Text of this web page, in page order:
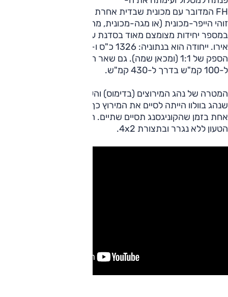
זוהי הייפר-מכונית (או מגה-מכונית, מה שתרצו), המיוצרת
ל-100 קמ"ש בדרך ל-430 קמ"ש.
המטרה של נהג המירוצים (בדימוס) והעיתונאי (הפעיל) טיף נידל
אחת בזמן שהקוניגסנג תסיים שתיים. הוולוו הופיעה למפגש
הטעון ללא נגרר ובתצורת 4x2.